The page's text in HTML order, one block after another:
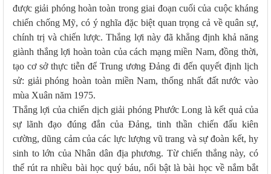
được giải phóng hoàn toàn trong giai đoạn cuối của cuộc kháng
chiến chống Mỹ, có ý nghĩa đặc biệt quan trọng cả về quân sự,
chính trị và chiến lược. Thắng lợi này đã khẳng định khả năng
giành thắng lợi hoàn toàn của cách mạng miền Nam, đồng thời,
tạo cơ sở thực tiễn để Trung ương Đảng đi đến quyết định lịch
sử: giải phóng hoàn toàn miền Nam, thống nhất đất nước vào
mùa Xuân năm 1975.
Thắng lợi của chiến dịch giải phóng Phước Long là kết quả của
sự lãnh đạo đúng đắn của Đảng, tinh thần chiến đấu kiên
cường, dũng cảm của các lực lượng vũ trang và sự đoàn kết, hy
sinh to lớn của Nhân dân địa phương. Từ chiến thắng này, có
thể rút ra nhiều bài học quý báu, nổi bật là bài học về nắm bắt